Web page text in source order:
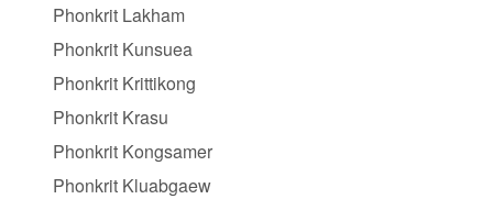
Phonkrit Lakham
Phonkrit Kunsuea
Phonkrit Krittikong
Phonkrit Krasu
Phonkrit Kongsamer
Phonkrit Kluabgaew